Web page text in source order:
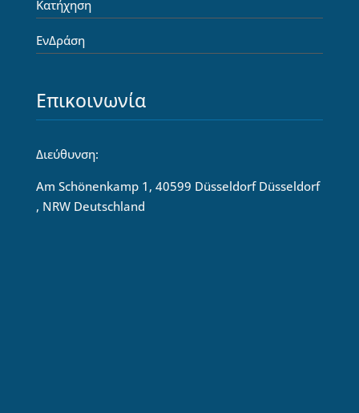
Κατήχηση
ΕνΔράση
Επικοινωνία
Διεύθυνση:
Am Schönenkamp 1, 40599 Düsseldorf Düsseldorf
, NRW Deutschland